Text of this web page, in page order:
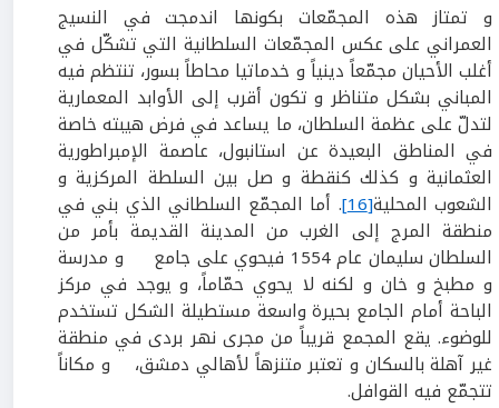
و تمتاز هذه المجمّعات بكونها اندمجت في النسيج
العمراني على عكس المجمّعات السلطانية التي تشكّل في
أغلب الأحيان مجمّعاً دينياً و خدماتيا محاطاً بسور، تنتظم فيه
المباني بشكل متناظر و تكون أقرب إلى الأوابد المعمارية
لتدلّ على عظمة السلطان، ما يساعد في فرض هيبته خاصة
في المناطق البعيدة عن استانبول، عاصمة الإمبراطورية
العثمانية و كذلك كنقطة و صل بين السلطة المركزية و
الشعوب المحلية[16]
. أما المجمّع السلطاني الذي بني في
منطقة المرج إلى الغرب من المدينة القديمة بأمر من
السلطان سليمان عام 1554 فيحوي على جامع و مدرسة
و مطبخ و خان و لكنه لا يحوي حمّاماً، و يوجد في مركز
الباحة أمام الجامع بحيرة واسعة مستطيلة الشكل تستخدم
للوضوء. يقع المجمع قريباً من مجرى نهر بردى في منطقة
غير آهلة بالسكان و تعتبر متنزهاً لأهالي دمشق، و مكاناً
تتجمّع فيه القوافل.